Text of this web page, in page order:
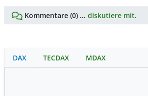
Kommentare (0) ... diskutiere mit.
DAX TECDAX MDAX